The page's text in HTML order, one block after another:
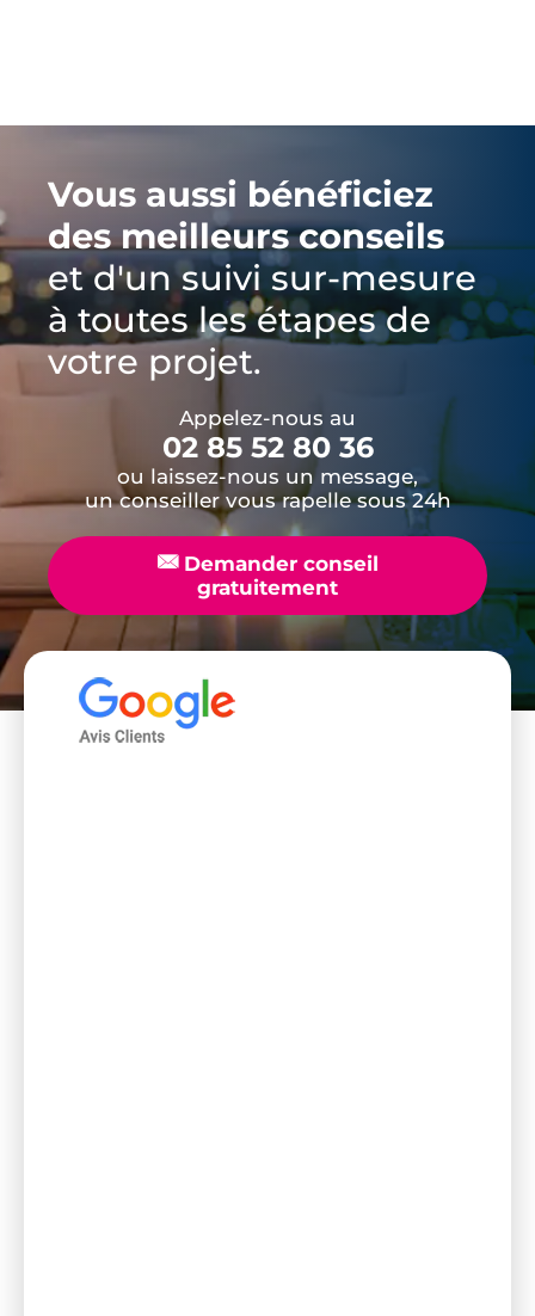
Vous aussi bénéficiez
des meilleurs conseils
et d'un suivi sur-mesure
à toutes les étapes de
votre projet.
Appelez-nous au
02 85 52 80 36
ou laissez-nous un message,
un conseiller vous rapelle sous 24h
📧Demander conseil
gratuitement